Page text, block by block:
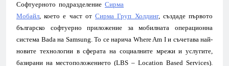
Софтуерното подразделение Сирма
Мобайл, което е част отСирма Груп Холдинг, създаде първото
българско софтуерно приложение за мобилната операционна
система Bada на Samsung. То се нарича Where Am I и съчетава най-
новите технологии в сферата на социалните мрежи и услугите,
базирани на местоположението (LBS – Location Based Services).